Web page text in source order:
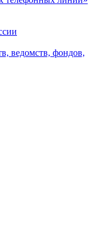
ведомств, фондов,